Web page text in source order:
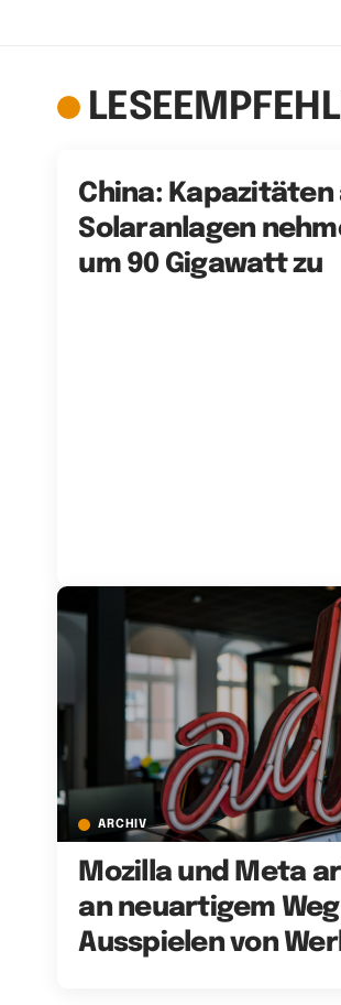
China: Kapazitäten
Solaranlagen
um 90 Gigawatt zu
ARCHIV
Mozilla und Meta
an neuartigem
Ausspielen von